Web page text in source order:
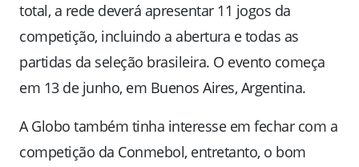
total, a rede deverá apresentar 11 jogos da
competição, incluindo a abertura e todas as
partidas da seleção brasileira. O evento começa
em 13 de junho, em Buenos Aires, Argentina.
A Globo também tinha interesse em fechar com a
competição da Conmebol, entretanto, o bom